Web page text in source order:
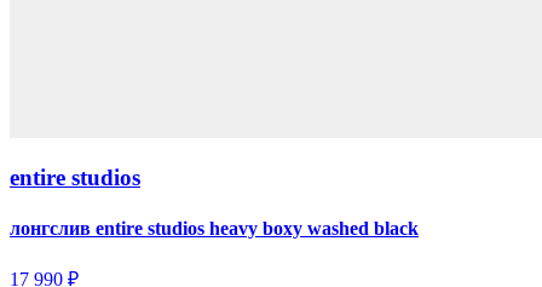
entire studios
лонгслив entire studios heavy boxy washed black
17 990 ₽